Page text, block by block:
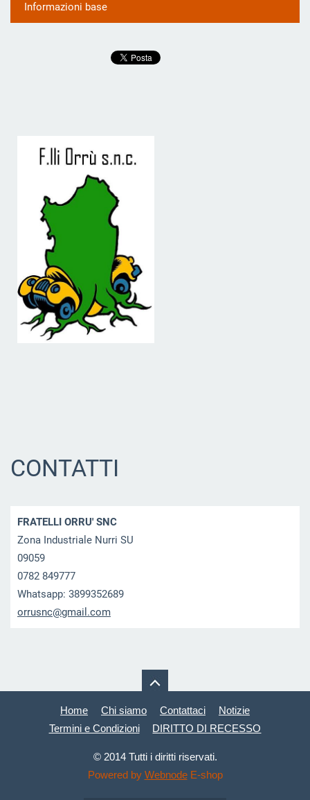
Informazioni base
CONTATTI
FRATELLI ORRU' SNC
Zona Industriale Nurri SU
09059
0782 849777
Whatsapp: 3899352689
orrusnc@gmail.com
Home Chi siamo Contattaci
Notizie
Termini e Condizioni
DIRITTO DI RECESSO
© 2014 Tutti i diritti riservati.
Powered by WebnodeE-shop